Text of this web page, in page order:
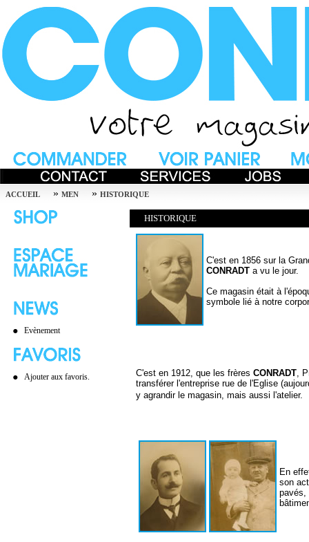
ACCUEIL » MEN » HISTORIQUE
Evènement
Ajouter aux favoris.
HISTORIQUE
C'est en 1856 sur la
CONRADT a vu le jour.
Ce magasin était à
symbole lié à notre
C'est en 1912, que les frères CONRADT,
transférer l'entreprise rue de l'Eglise
y agrandir le magasin, mais aussi l'atelier.
En
son
pavés,